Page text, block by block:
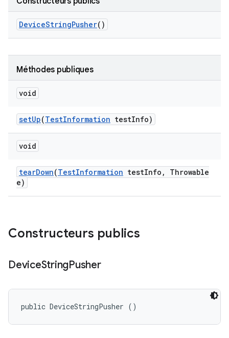
DeviceStringPusher()
Méthodes publiques
void
setUp(TestInformation testInfo)
void
tearDown(TestInformation testInfo ,
Throwable
e)
Constructeurs publics
DeviceStringPusher
public DeviceStringPusher ()